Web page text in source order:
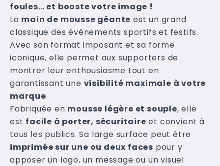
foules… et booste votre image !
La main de mousse géante est un grand
classique des événements sportifs et festifs.
Avec son format imposant et sa forme
iconique, elle permet aux supporters de
montrer leur enthousiasme tout en
garantissant une visibilité maximale à votre
marque.
Fabriquée en mousse légère et souple, elle
est facile à porter, sécuritaire et convient à
tous les publics. Sa large surface peut être
imprimée sur une ou deux faces pour y
apposer un logo, un message ou un visuel